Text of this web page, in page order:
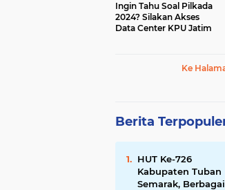
Ingin Tahu Soal Pilkada
2024? Silakan Akses
Data Center KPU Jatim
Ke
Berita
HUT Ke-726
Kabupaten Tuban
Semarak, Berbagai